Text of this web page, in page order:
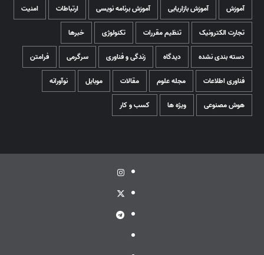
آموزش آموزش بازاریابی آموزش برنامه نویسی ارتباطات امنیت
تجارت الکترونیک تنظیم مقررات تکنولوژی خبرها
دسته بندی نشده دیدگاه زندگی و فناوری سرگرمی فرامتن
فناوری اطلاعات مجله علوم مقالات موبایل نوآورانه
هوش مصنوعی ویژه ها کسب و کار
اینستاگرام
توئیتر
تلگرام